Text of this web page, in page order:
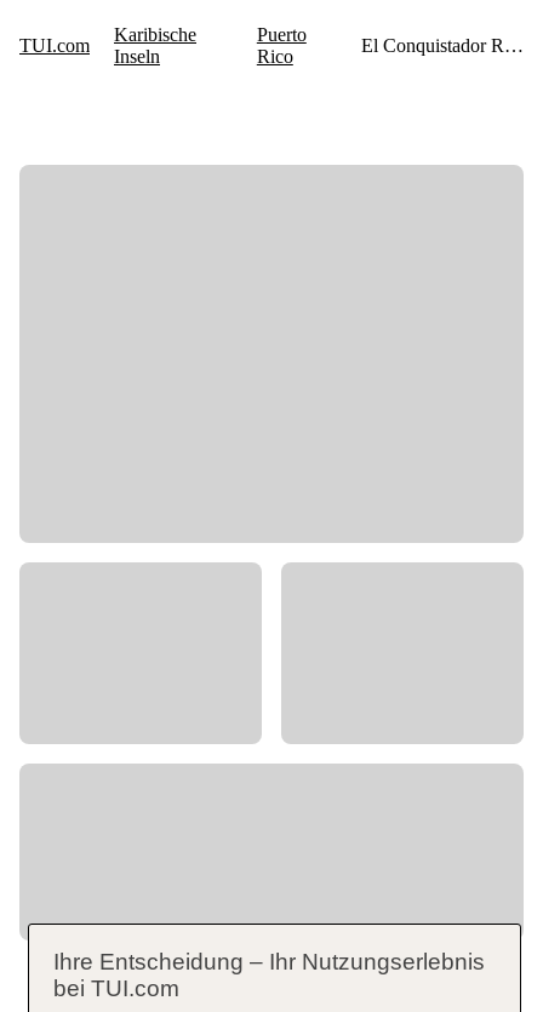
Ihre Entscheidung – Ihr Nutzungserlebnis
bei TUI.com